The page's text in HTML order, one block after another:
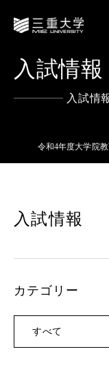
入試情報
入試情
令和4年度大学院
入試情報
カテゴリー
すべて